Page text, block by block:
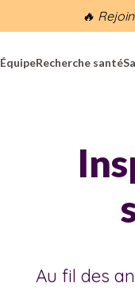
🔥
ÉquipeRecherche santé
Au fil des